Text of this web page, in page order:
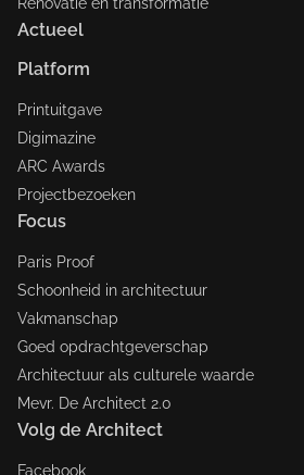
Actueel
Platform
Printuitgave
Digimazine
ARC Awards
Projectbezoeken
Focus
Paris Proof
Schoonheid in architectuur
Vakmanschap
Goed opdrachtgeverschap
Architectuur als culturele waarde
Mevr. De Architect 2.0
Volg de Architect
Facebook